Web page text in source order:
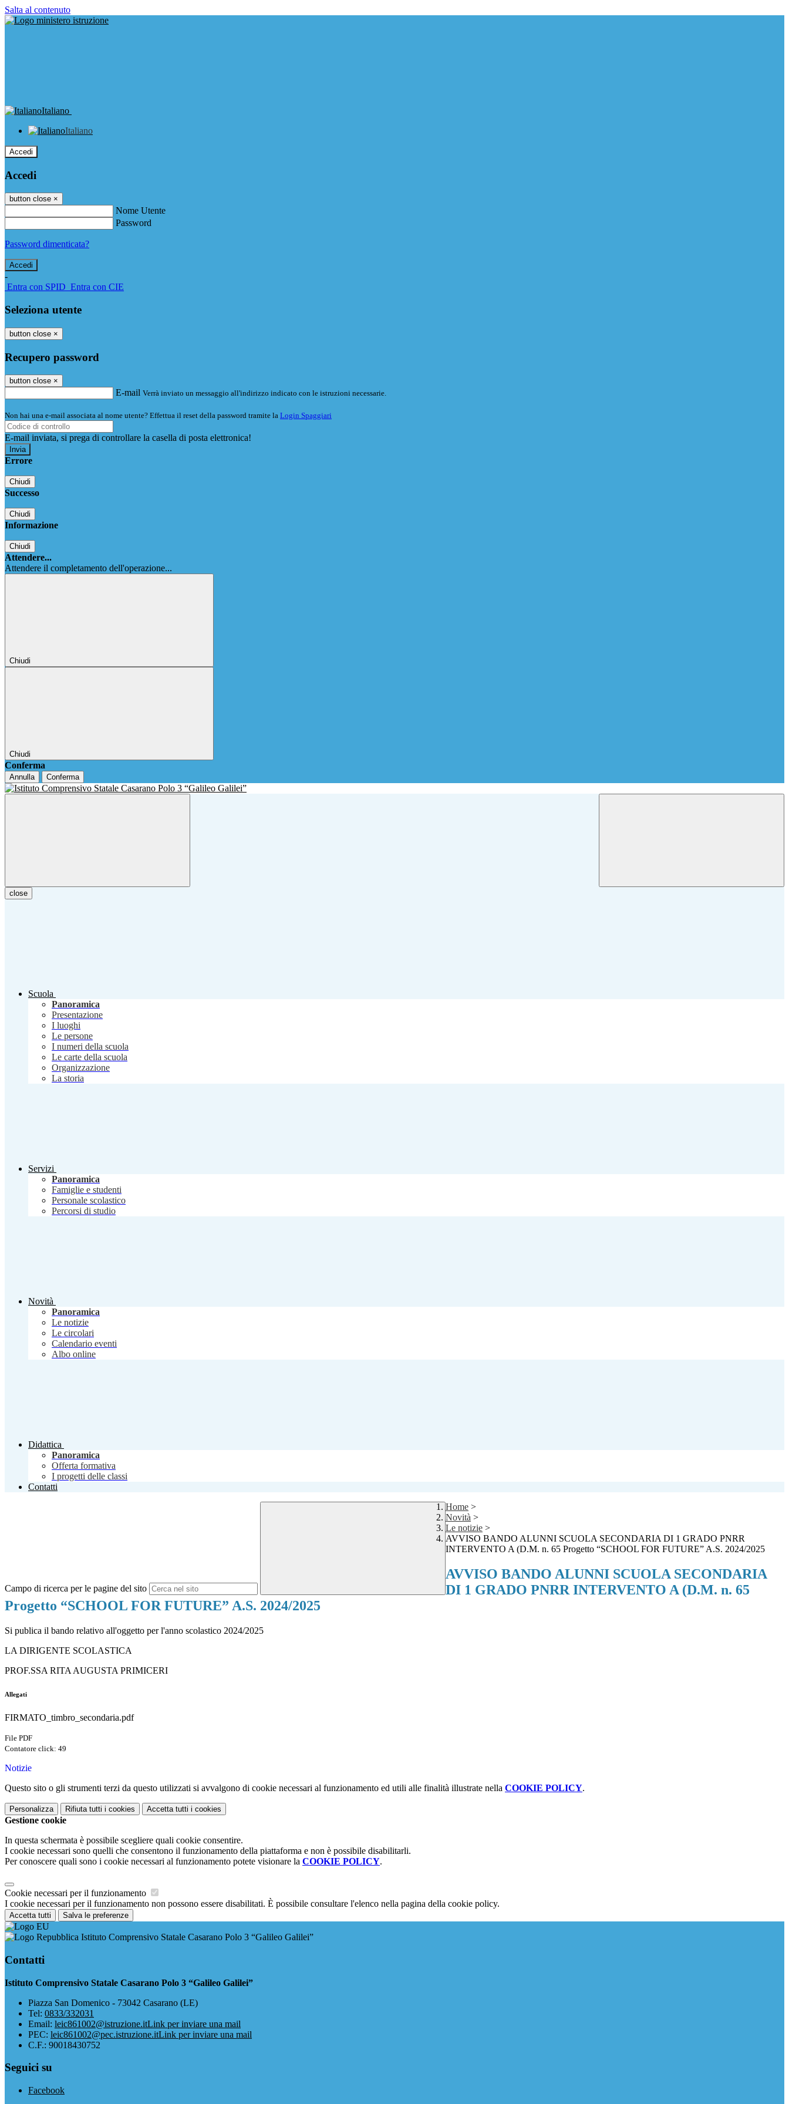
Salta al contenuto
Italiano
Italiano
Accedi
Accedi
button close ×
Nome Utente
Password
Password dimenticata?
-
Entra con SPID Entra con CIE
Seleziona utente
button close ×
Recupero password
button close ×
E-mail Verrà inviato un messaggio all'indirizzo indicato con le istruzioni necessarie.
Non hai una e-mail associata al nome utente? Effettua il reset della password tramite la Login Spaggiari
E-mail inviata, si prega di controllare la casella di posta elettronica!
Errore
Chiudi
Successo
Chiudi
Informazione
Chiudi
Attendere...
Attendere il completamento dell'operazione...
Chiudi
Chiudi
Conferma
Annulla Conferma
close
Scuola
Panoramica
Presentazione
I luoghi
Le persone
I numeri della scuola
Le carte della scuola
Organizzazione
La storia
Servizi
Panoramica
Famiglie e studenti
Personale scolastico
Percorsi di studio
Novità
Panoramica
Le notizie
Le circolari
Calendario eventi
Albo online
Didattica
Panoramica
Offerta formativa
I progetti delle classi
Contatti
Campo di ricerca per le pagine del sito
Home >
Novità >
Le notizie >
AVVISO BANDO ALUNNI SCUOLA SECONDARIA DI 1 GRADO PNRR
INTERVENTO A (D.M. n. 65 Progetto “SCHOOL FOR FUTURE” A.S. 2024/2025
AVVISO BANDO ALUNNI SCUOLA SECONDARIA
DI 1 GRADO PNRR INTERVENTO A (D.M. n. 65
Progetto “SCHOOL FOR FUTURE” A.S. 2024/2025
Si publica il bando relativo all'oggetto per l'anno scolastico 2024/2025
LA DIRIGENTE SCOLASTICA
PROF.SSA RITA AUGUSTA PRIMICERI
Allegati
FIRMATO_timbro_secondaria.pdf
File PDF
Contatore click: 49
Notizie
Questo sito o gli strumenti terzi da questo utilizzati si avvalgono di cookie necessari al funzionamento ed utili alle finalità illustrate nella COOKIE POLICY.
Personalizza Rifiuta tutti i cookies Accetta tutti i cookies
Gestione cookie
In questa schermata è possibile scegliere quali cookie consentire.
I cookie necessari sono quelli che consentono il funzionamento della piattaforma e non è possibile disabilitarli.
Per conoscere quali sono i cookie necessari al funzionamento potete visionare la COOKIE POLICY.
Cookie necessari per il funzionamento
I cookie necessari per il funzionamento non possono essere disabilitati. È possibile consultare l'elenco nella pagina della cookie policy.
Accetta tutti Salva le preferenze
Istituto Comprensivo Statale Casarano Polo 3 “Galileo Galilei”
Contatti
Istituto Comprensivo Statale Casarano Polo 3 “Galileo Galilei”
Piazza San Domenico - 73042 Casarano (LE)
Tel: 0833/332031
Email: leic861002@istruzione.itLink per inviare una mail
PEC: leic861002@pec.istruzione.itLink per inviare una mail
C.F.: 90018430752
Seguici su
Facebook